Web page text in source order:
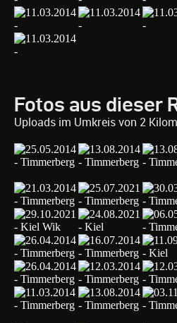
Fotos aus dieser
Uploads im Umkreis von 2